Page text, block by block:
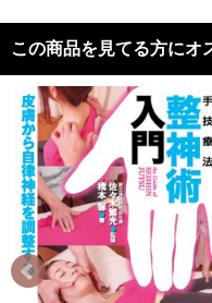
この商品を見てる方にオ